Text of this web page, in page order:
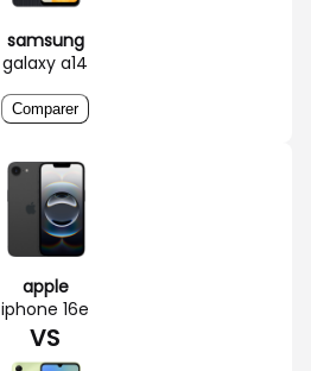
samsung
galaxy a14
Comparer
apple
iphone 16e
VS